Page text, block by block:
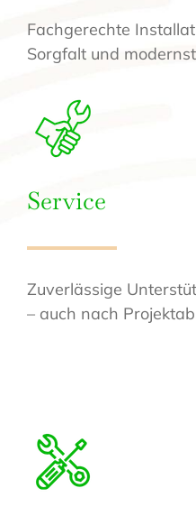
Fachgerechte
Sorgfalt und
Service
Zuverlässige
– auch nach